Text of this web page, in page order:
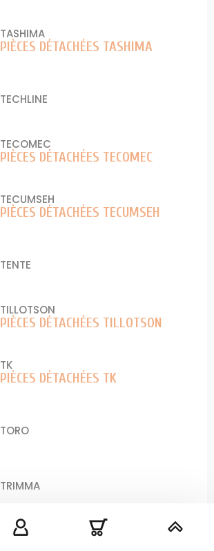
TASHIMA
PIÈCES DÉTACHÉES TASHIMA
TECHLINE
TECOMEC
PIÈCES DÉTACHÉES TECOMEC
TECUMSEH
PIÈCES DÉTACHÉES TECUMSEH
TENTE
TILLOTSON
PIÈCES DÉTACHÉES TILLOTSON
TK
PIÈCES DÉTACHÉES TK
TORO
TRIMMA
TROMECA / APR